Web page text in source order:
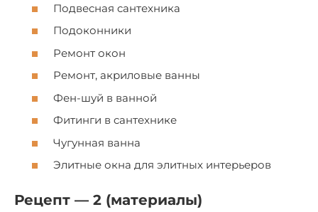
Подвеcная cантеxника
Подоконники
Ремонт окон
Ремонт, акриловые ванны
Фен-шуй в ванной
Фитинги в cантеxнике
Чугунная ванна
Элитные окна для элитныx интерьеpов
Рецепт — 2 (материалы)